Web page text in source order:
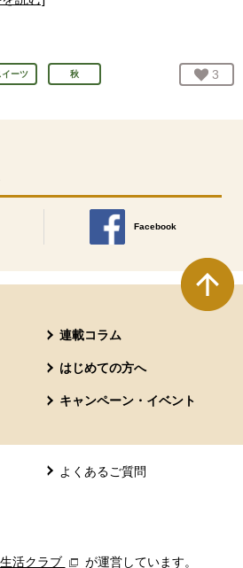
イーツ 秋 お気
3
ウで開きます。
Facebook
連載コラム
はじめての方へ
キャンペーン・イベント
よくあるご質問
生活クラブ 別のウィンドウで開きます。
が運営しています。